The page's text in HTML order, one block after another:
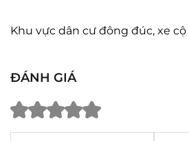
Khu vực dân cư đông đúc, xe
ĐÁNH GIÁ